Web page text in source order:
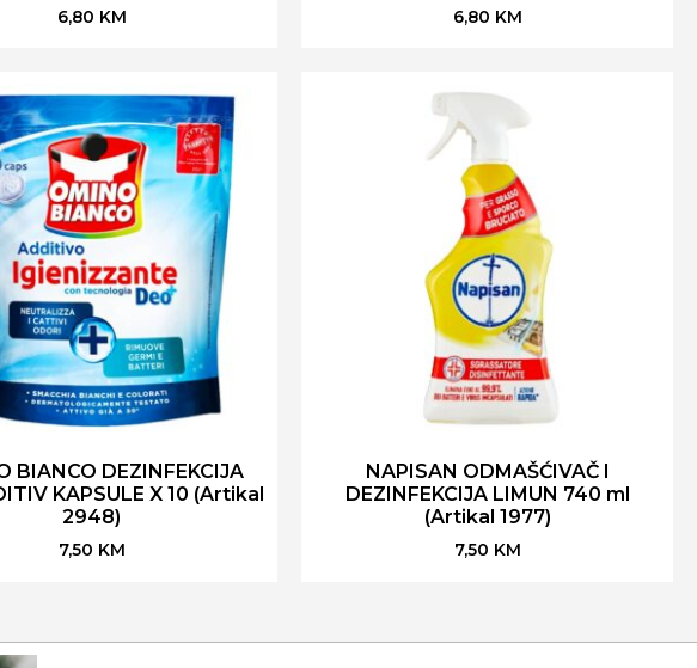
6,80 KM 6,80 KM
BIANCO DEZINFEKCIJA
KAPSULE X 10 (Artikal
2948)
7,50 KM
NAPISAN ODMAŠĆIVAČ I
DEZINFEKCIJA LIMUN 740 ml
(Artikal 1977)
7,50 KM